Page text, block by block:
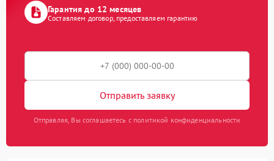
Гарантия до 12 месяцев
Составляем договор, предоставляем гарантию
Отправить заявку
Отправляя, Вы соглашаетесь с политикой конфиденциальности